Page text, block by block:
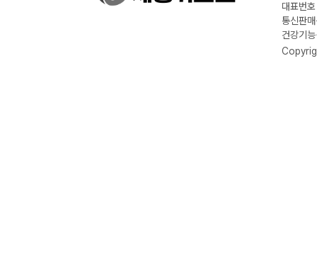
대표번
통신판
건강기